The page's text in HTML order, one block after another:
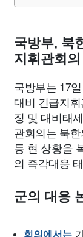
부동산 외국어
국방부, 북
지휘관회
국방부는 17
대비 긴급지
징 및 대비태
관회의는 북
등 현 상황을
의 즉각대응
군의 대응
회의에서는